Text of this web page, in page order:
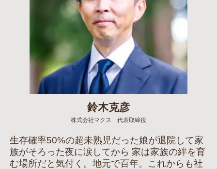
鈴木克彦
株式会社マクス 代表取締役
生存確率50%の超未熟児だった娘が退院して家
族がそろった夜に涙してから 家は家族の絆を育
む場所だと気付く。地元で百年。これからも社